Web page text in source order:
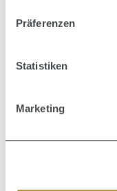
Präferenzen
Statistiken
Marketing